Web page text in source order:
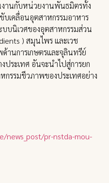
งานกับหน่วยงานพันธมิตรทั้ง
บเคลื่อนอุตสาหกรรมอาหาร
บบนิเวศของอุตสาหกรรมส่วน
) สมุนไพร และเวช
านการเกษตรและจุลินทรีย์
ประเทศ อันจะนำไปสู่การยก
กรรมชีวภาพของประเทศอย่าง
news_post/pr-nstda-mou-